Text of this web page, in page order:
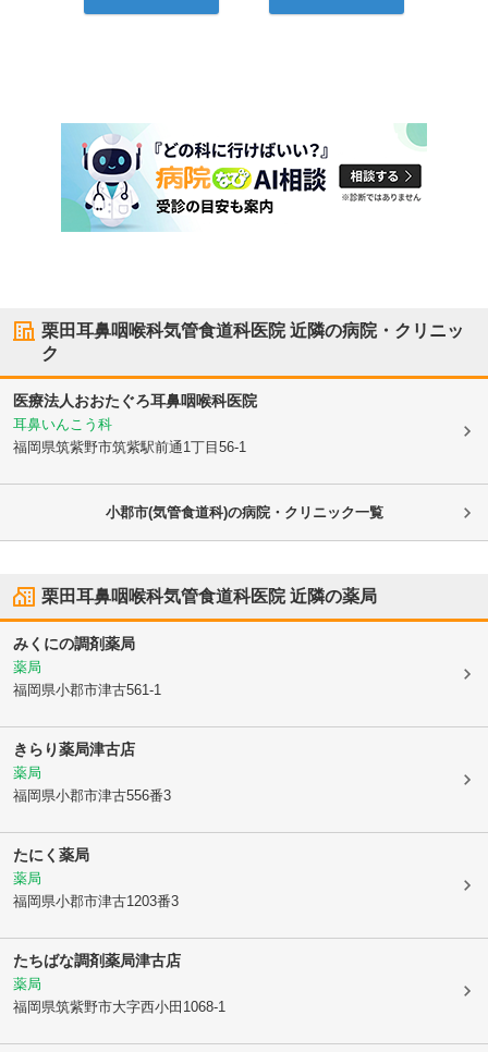
栗田耳鼻咽喉科気管食道科医院近隣の病院・クリニッ
ク
医療法人おおたぐろ耳鼻咽喉科医院
耳鼻いんこう科
福岡県筑紫野市筑紫駅前通1丁目56-1
小郡市(気管食道科)の病院・クリニック一覧
栗田耳鼻咽喉科気管食道科医院近隣の薬局
みくにの調剤薬局
薬局
福岡県小郡市津古561-1
きらり薬局津古店
薬局
福岡県小郡市津古556番3
たにく薬局
薬局
福岡県小郡市津古1203番3
たちばな調剤薬局津古店
薬局
福岡県筑紫野市大字西小田1068-1